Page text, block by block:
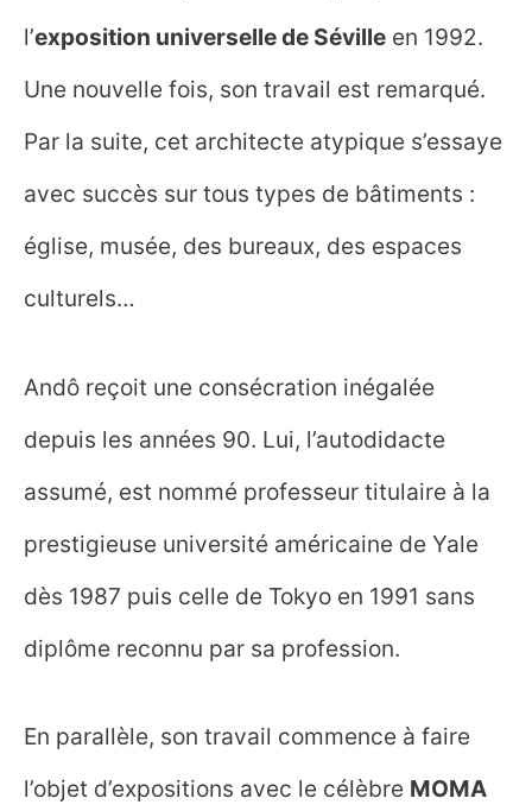
l’exposition universelle de Séville en 1992.
Une nouvelle fois, son travail est remarqué.
Par la suite, cet architecte atypique s’essaye
avec succès sur tous types de bâtiments :
église, musée, des bureaux, des espaces
culturels…
Andô reçoit une consécration inégalée
depuis les années 90. Lui, l’autodidacte
assumé, est nommé professeur titulaire à la
prestigieuse université américaine de Yale
dès 1987 puis celle de Tokyo en 1991 sans
diplôme reconnu par sa profession.
En parallèle, son travail commence à faire
l’objet d’expositions avec le célèbre MOMA